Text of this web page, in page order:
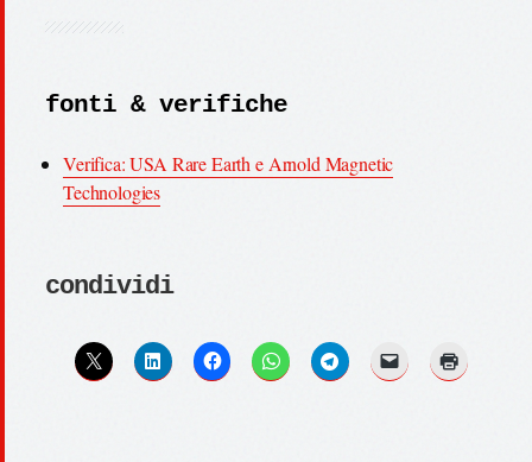
fonti & verifiche
Verifica: USA Rare Earth e Arnold Magnetic
Technologies
condividi